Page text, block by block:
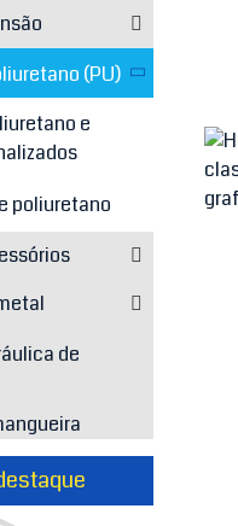
(PU)
e
poliuretano
de